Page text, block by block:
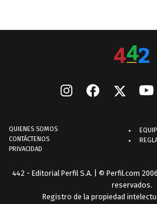
QUIENES SOMOS
CONTÁCTENOS
PRIVACIDAD
442 - Editorial Perfil S.A. | © Perfil.com
reservados.
Registro de la propiedad